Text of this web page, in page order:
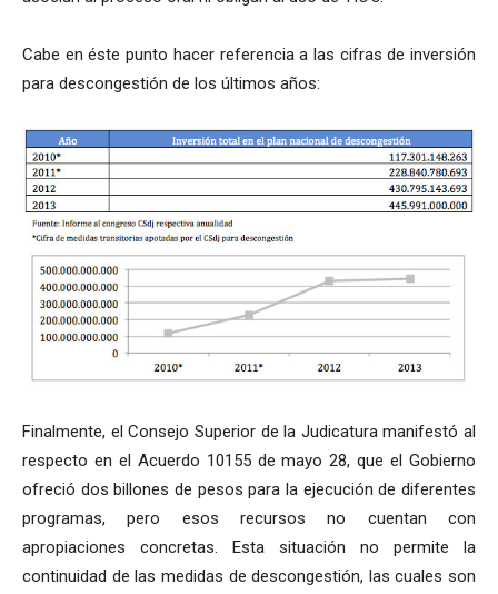
Cabe en éste punto hacer referencia a las cifras de inversión
para descongestión de los últimos años:
Finalmente, el Consejo Superior de la Judicatura manifestó al
respecto en el Acuerdo 10155 de mayo 28, que el Gobierno
ofreció dos billones de pesos para la ejecución de diferentes
programas, pero esos recursos no cuentan con
apropiaciones concretas. Esta situación no permite la
continuidad de las medidas de descongestión, las cuales son